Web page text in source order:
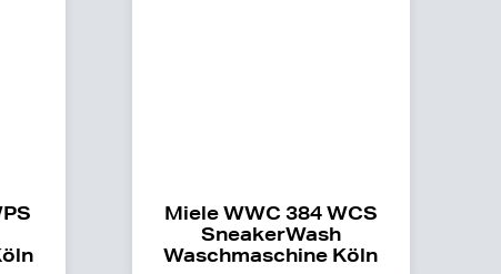
Miele WWC 384 WCS
SneakerWash
Waschmaschine Köln